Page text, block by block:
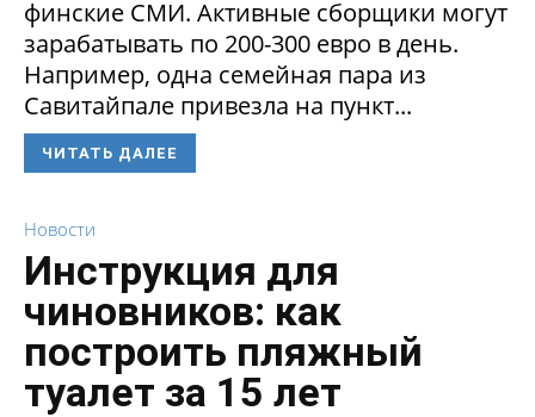
финские СМИ. Активные сборщики могут
зарабатывать по 200-300 евро в день.
Например, одна семейная пара из
Савитайпале привезла на пункт...
ЧИТАТЬ ДАЛЕЕ
Новости
Инструкция для
чиновников: как
построить пляжный
туалет за 15 лет